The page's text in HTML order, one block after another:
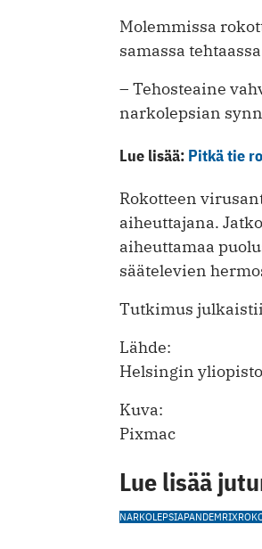
Molemmissa
samassa
– Tehosteaine
narkolepsian
Lue lisää: Pitkä tie
Rokotteen
aiheuttajana.
aiheuttamaa
säätelevien
Tutkimus
Lähde:
Helsingin yliopisto
Kuva:
Pixmac
Lue lisää
NARKOLEPSIAPANDEMRIX